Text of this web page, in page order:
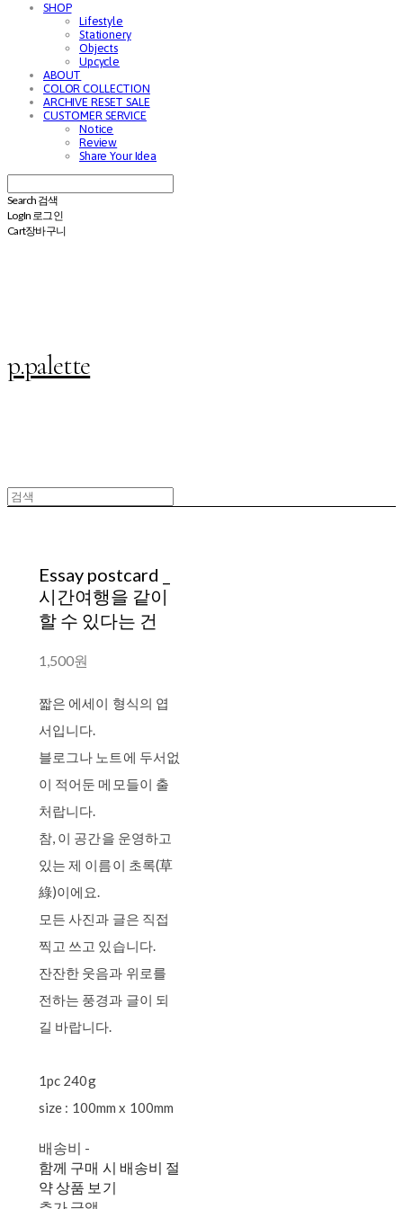
SHOP
Lifestyle
Stationery
Objects
Upcycle
ABOUT
COLOR COLLECTION
ARCHIVE RESET SALE
CUSTOMER SERVICE
Notice
Review
Share Your Idea
Search 검색
Log In 로그인
Cart장바구니
p.palette
Essay postcard _
시간여행을 같이
할 수 있다는 건
1,500원
짧은 에세이 형식의 엽
서입니다.
블로그나 노트에 두서없
이 적어둔 메모들이 출
처랍니다.
참, 이 공간을 운영하고
있는 제 이름이 초록(草
綠)이에요.
모든 사진과 글은 직접
찍고 쓰고 있습니다.
잔잔한 웃음과 위로를
전하는 풍경과 글이 되
길 바랍니다.
1pc 240g
size : 100mm x 100mm
배송비 -
함께 구매 시 배송비 절
약 상품 보기